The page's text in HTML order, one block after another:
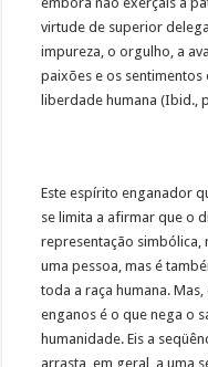
virtude de superior
impureza, o orgulho, a
paixões e os
liberdade humana (Ibid.,
Este espírito enganador
se limita a afirmar que o
representação simbólica,
uma pessoa, mas é
toda a raça humana.
enganos é o que nega o
humanidade. Eis a
arrasta, em geral, a uma